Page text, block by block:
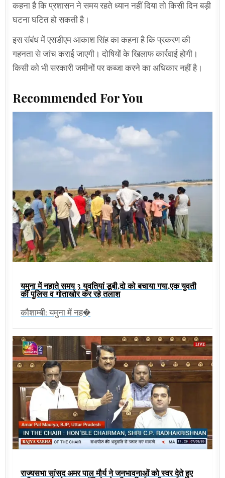
कहना है कि प्रशासन ने समय रहते ध्यान नहीं दिया तो किसी दिन बड़ी
घटना घटित हो सकती है।
इस संबंध में एसडीएम आकाश सिंह का कहना है कि प्रकरण की
गहनता से जांच कराई जाएगी। दोषियों के खिलाफ कार्रवाई होगी।
किसी को भी सरकारी जमीनों पर कब्जा करने का अधिकार नहीं है।
Recommended For You
यमुना में नहाते समय 3 युवतियां डूबी,दो को बचाया गया,एक युवती
की पुलिस व गोताखोर कर रहे तलाश
कौशाम्बी: यमुना में नह�
राज्यसभा सांसद अमर पाल मौर्य ने जनभावनाओं को स्वर देते हुए